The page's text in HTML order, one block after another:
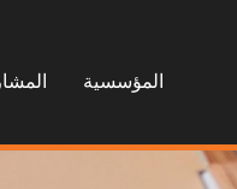
المؤسسية